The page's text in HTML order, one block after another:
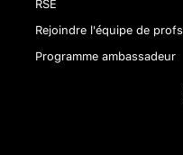
Rejoindre l'équipe de profs
Programme ambassadeur